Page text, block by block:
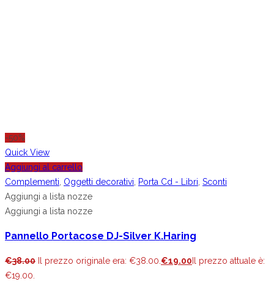
-50%
Quick View
Aggiungi al carrello
Complementi, Oggetti decorativi, Porta Cd - Libri, Sconti
Aggiungi a lista nozze
Aggiungi a lista nozze
Pannello Portacose DJ-Silver K.Haring
€38.00 Il prezzo originale era: €38.00. €19.00 Il prezzo attuale è:
€19.00.